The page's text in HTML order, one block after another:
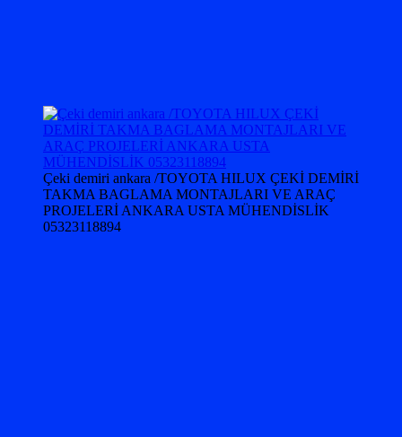
Çeki demiri ankara /TOYOTA HILUX ÇEKİ DEMİRİ
TAKMA BAGLAMA MONTAJLARI VE ARAÇ
PROJELERİ ANKARA USTA MÜHENDİSLİK
05323118894